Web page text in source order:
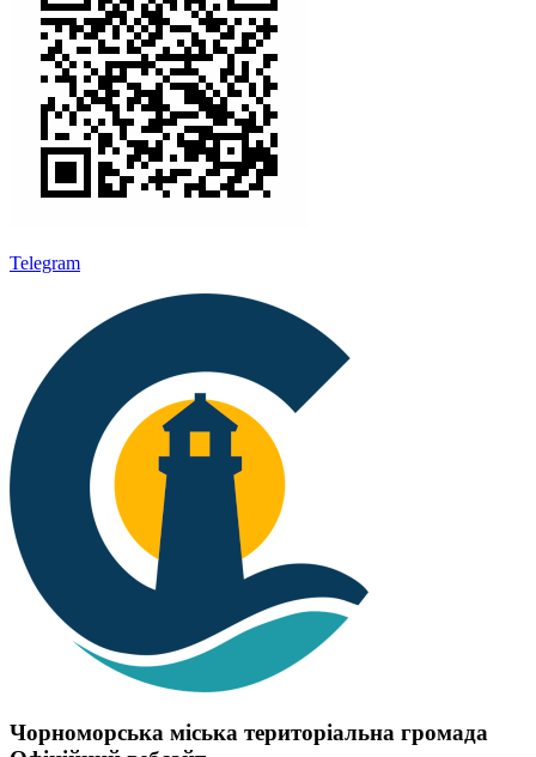
Telegram
Чорноморська міська територіальна громада